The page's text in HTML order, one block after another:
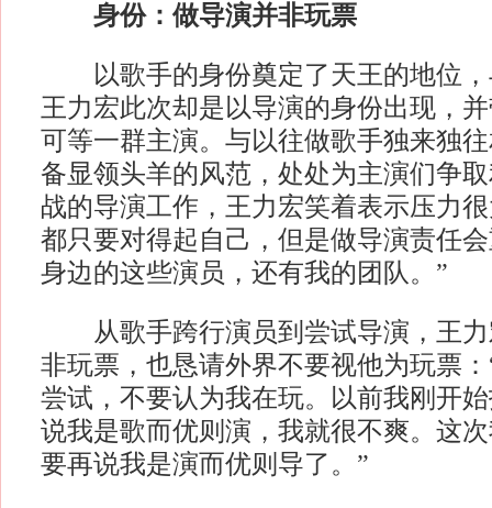
身份：做导演并非玩票
以歌手的身份奠定了天王的地位，
王力宏此次却是以导演的身份出现，
可等一群主演。与以往做歌手独来独
备显领头羊的风范，处处为主演们争
战的导演工作，王力宏笑着表示压力
都只要对得起自己，但是做导演责任
身边的这些演员，还有我的团队。”
从歌手跨行演员到尝试导演，王力
非玩票，也恳请外界不要视他为玩票
尝试，不要认为我在玩。以前我刚开
说我是歌而优则演，我就很不爽。这
要再说我是演而优则导了。”